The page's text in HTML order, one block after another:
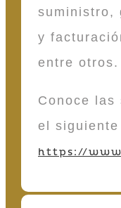
suministro,
y
entre otros.
Conoce las
el siguiente
https://